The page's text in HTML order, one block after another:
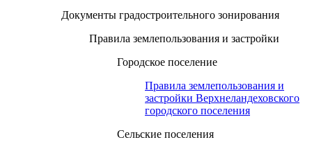
Документы градостроительного зонирования
Правила землепользования и застройки
Городское поселение
Правила землепользования и
застройки Верхнеландеховского
городского поселения
Сельские поселения